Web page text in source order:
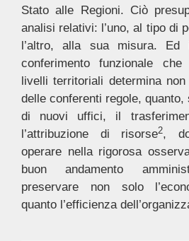
Stato alle Regioni. Ciò
analisi relativi: l’uno, al tipo di
l’altro, alla sua misura. Ed
conferimento funzionale
livelli territoriali determina
delle conferenti regole, quanto,
di nuovi uffici, il
l’attribuzione di risorse2,
operare nella rigorosa
buon andamento
preservare non solo
quanto l’efficienza